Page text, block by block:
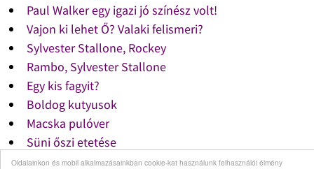
Oldalainkon és mobil alkalmazásainkban cookie-kat használunk felhasználói élmény
Paul Walker egy igazi jó színész volt!
Vajon ki lehet Ő? Valaki felismeri?
Sylvester Stallone, Rockey
Rambo, Sylvester Stallone
Egy kis fagyit?
Boldog kutyusok
Macska pulóver
Süni őszi etetése
Ősz, elntről